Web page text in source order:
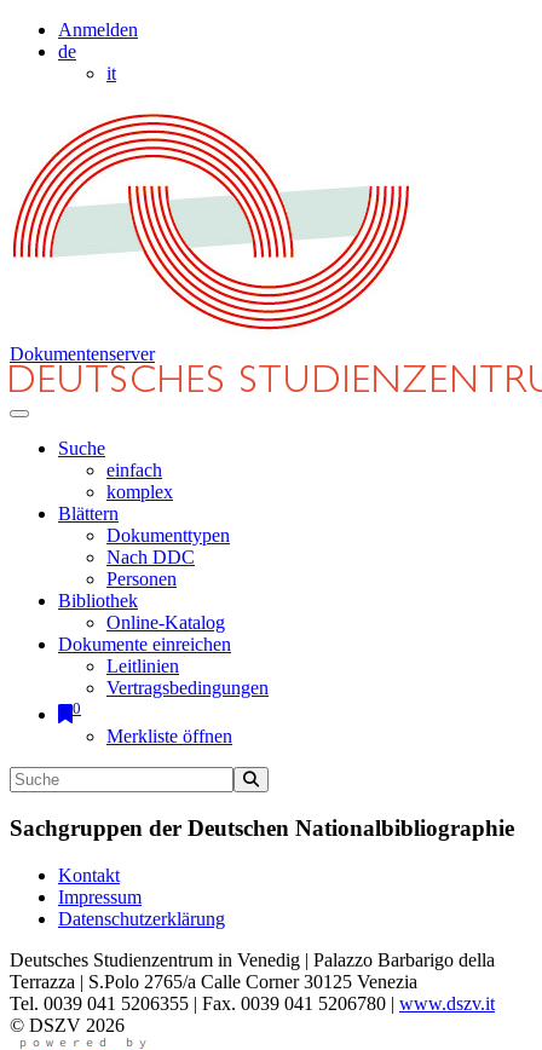
Anmelden
de
it
Dokumentenserver
Suche
einfach
komplex
Blättern
Dokumenttypen
Nach DDC
Personen
Bibliothek
Online-Katalog
Dokumente einreichen
Leitlinien
Vertragsbedingungen
0
Merkliste öffnen
Sachgruppen der Deutschen Nationalbibliographie
Kontakt
Impressum
Datenschutzerklärung
Deutsches Studienzentrum in Venedig | Palazzo Barbarigo della
Terrazza | S.Polo 2765/a Calle Corner 30125 Venezia
Tel. 0039 041 5206355 | Fax. 0039 041 5206780 | www.dszv.it
© DSZV 2026